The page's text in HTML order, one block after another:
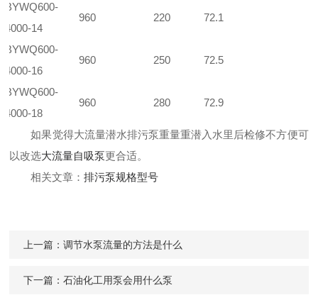
BYWQ600-
4000-14
960 220 72.1
BYWQ600-
4000-16
960 250 72.5
BYWQ600-
4000-18
960 280 72.9
如果觉得大流量潜水排污泵重量重潜入水里后检修不方便可
以改选大流量自吸泵更合适。
相关文章：排污泵规格型号
上一篇：调节水泵流量的方法是什么
下一篇：石油化工用泵会用什么泵